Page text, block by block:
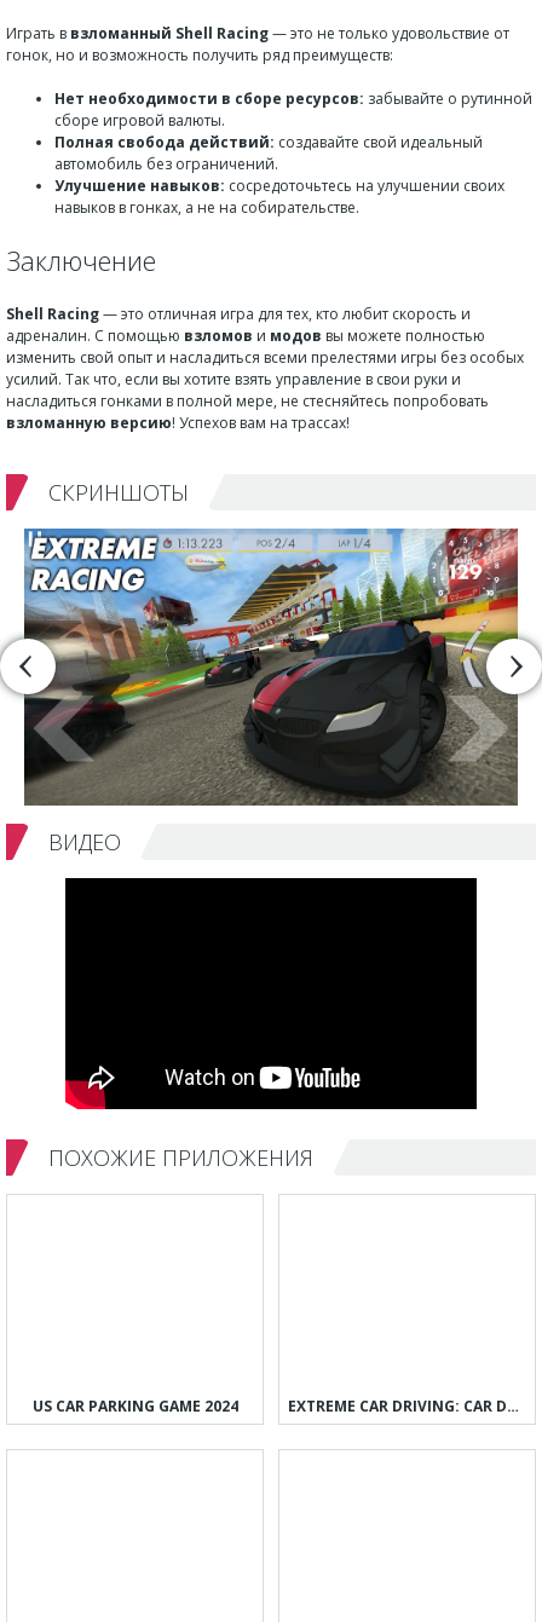
Играть в взломанный Shell Racing— это не только удовольствие от
гонок, но и возможность получить ряд преимуществ:
Нет необходимости в сборе ресурсов: забывайте о рутинной
сборе игровой валюты.
Полная свобода действий: создавайте свой идеальный
автомобиль без ограничений.
Улучшение навыков: сосредоточьтесь на улучшении своих
навыков в гонках, а не на собирательстве.
Заключение
Shell Racing— это отличная игра для тех, кто любит скорость и
адреналин. С помощью взломов и модов вы можете полностью
изменить свой опыт и насладиться всеми прелестями игры без особых
усилий. Так что, если вы хотите взять управление в свои руки и
насладиться гонками в полной мере, не стесняйтесь попробовать
взломанную версию! Успехов вам на трассах!
СКРИНШОТЫ
ВИДЕО
ПОХОЖИЕ ПРИЛОЖЕНИЯ
US CAR PARKING GAME 2024 EXTREME CAR DRIVING: CAR DRIFT